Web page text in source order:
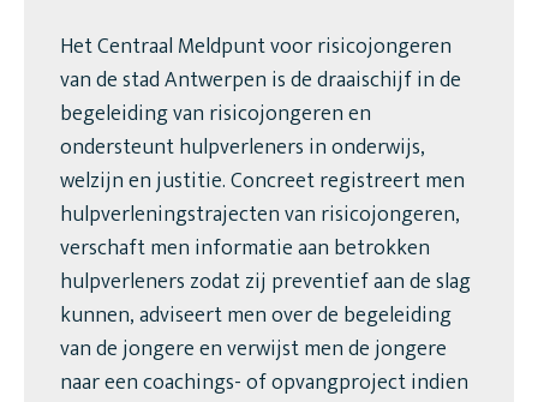
Het Centraal Meldpunt voor risicojongeren
van de stad Antwerpen is de draaischijf in de
begeleiding van risicojongeren en
ondersteunt hulpverleners in onderwijs,
welzijn en justitie. Concreet registreert men
hulpverleningstrajecten van risicojongeren,
verschaft men informatie aan betrokken
hulpverleners zodat zij preventief aan de slag
kunnen, adviseert men over de begeleiding
van de jongere en verwijst men de jongere
naar een coachings- of opvangproject indien